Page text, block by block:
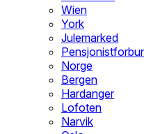
Wien
York
Julemarked
Norge
Bergen
Hardanger
Lofoten
Narvik